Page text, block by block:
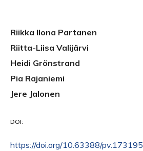
Riikka Ilona Partanen
Riitta-Liisa Valijärvi
Heidi Grönstrand
Pia Rajaniemi
Jere Jalonen
DOI:
https://doi.org/10.63388/pv.173195